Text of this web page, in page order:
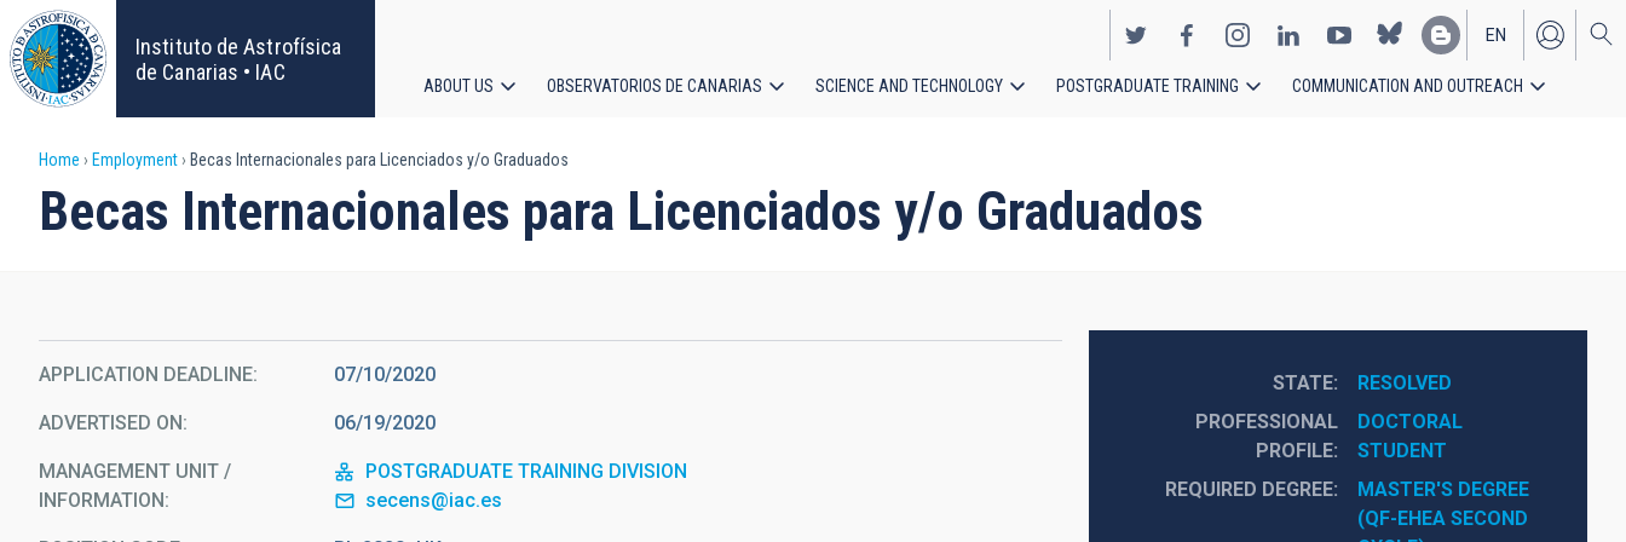
Skip
to
main
content
Instituto de Astrofísica
de Canarias • IAC
EN
ES
navigation
ABOUT US OBSERVATORIOS DE CANARIAS SCIENCE AND TECHNOLOGY POSTGRADUATE TRAINING COMMUNICATION AND OUTREACH
Breadcrumb
Home Employment Becas Internacionales para Licenciados y/o Graduados
Becas Internacionales para Licenciados y/o Graduados
APPLICATION DEADLINE 07/10/2020
ADVERTISED ON 06/19/2020
MANAGEMENT UNIT /
INFORMATION
POSTGRADUATE TRAINING DIVISION
secens@iac.es
STATE
RESOLVED
PROFESSIONAL
PROFILE
DOCTORAL
STUDENT
REQUIRED DEGREE
MASTER'S DEGREE
(QF-EHEA SECOND